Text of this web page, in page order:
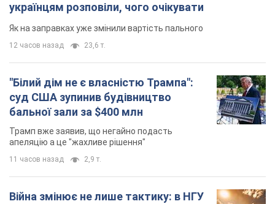
українцям розповіли, чого очікувати
Як на заправках уже змінили вартість пального
12 часов назад 23,6 т.
"Білий дім не є власністю Трампа":
суд США зупинив будівництво
бальної зали за $400 млн
Трамп вже заявив, що негайно подасть
апеляцію а це "жахливе рішення"
11 часов назад 2,9 т.
Війна змінює не лише тактику: в НГУ